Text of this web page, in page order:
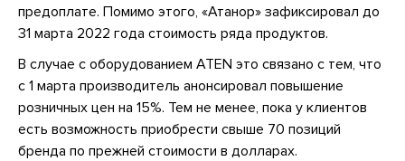
предоплате. Помимо этого, «Атанор» зафиксировал до
31 марта 2022 года стоимость ряда продуктов.
В случае с оборудованием ATEN это связано с тем, что
с 1 марта производитель анонсировал повышение
розничных цен на 15%. Тем не менее, пока у клиентов
есть возможность приобрести свыше 70 позиций
бренда по прежней стоимости в долларах.